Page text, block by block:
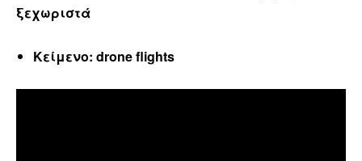
ξεχωριστά
Κείμενο: drone flights